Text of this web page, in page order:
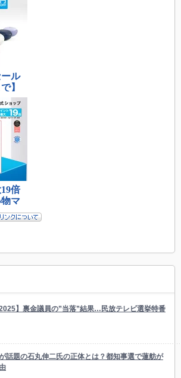
】裏金議員の”当落”結果…民放テレビ選挙特番
話題の石丸伸二氏の正体とは？都知事選で蓮舫が